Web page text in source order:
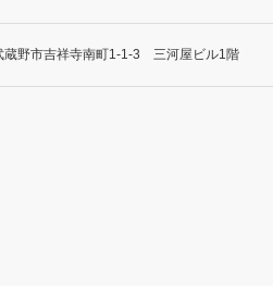
蔵野市吉祥寺南町1-1-3 三河屋ビル1階